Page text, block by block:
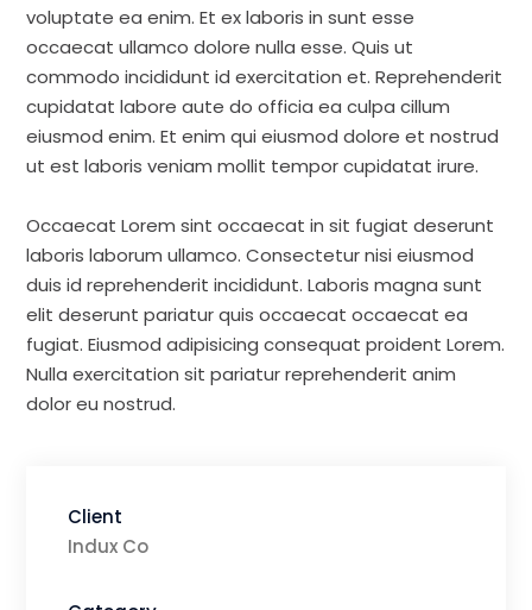
voluptate ea enim. Et ex laboris in sunt esse
occaecat ullamco dolore nulla esse. Quis ut
commodo incididunt id exercitation et. Reprehenderit
cupidatat labore aute do officia ea culpa cillum
eiusmod enim. Et enim qui eiusmod dolore et nostrud
ut est laboris veniam mollit tempor cupidatat irure.
Occaecat Lorem sint occaecat in sit fugiat deserunt
laboris laborum ullamco. Consectetur nisi eiusmod
duis id reprehenderit incididunt. Laboris magna sunt
elit deserunt pariatur quis occaecat occaecat ea
fugiat. Eiusmod adipisicing consequat proident Lorem.
Nulla exercitation sit pariatur reprehenderit anim
dolor eu nostrud.
Client
Indux Co